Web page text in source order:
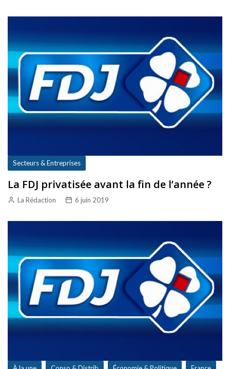
Secteurs & Entreprises
La FDJ privatisée avant la fin de l’année ?
La Rédaction 6 juin 2019